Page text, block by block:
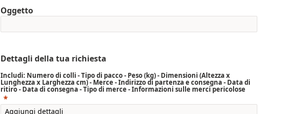
Oggetto
Dettagli della tua richiesta
Includi: Numero di colli - Tipo di pacco - Peso (kg) - Dimensioni (Altezza x
Lunghezza x Larghezza cm) - Merce - Indirizzo di partenza e consegna - Data di
ritiro - Data di consegna - Tipo di merce - Informazioni sulle merci pericolose